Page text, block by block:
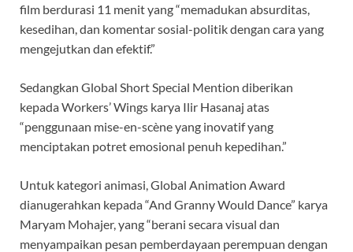
film berdurasi 11 menit yang “memadukan absurditas,
kesedihan, dan komentar sosial-politik dengan cara yang
mengejutkan dan efektif.”
Sedangkan Global Short Special Mention diberikan
kepada Workers’ Wings karya Ilir Hasanaj atas
“penggunaan mise-en-scène yang inovatif yang
menciptakan potret emosional penuh kepedihan.”
Untuk kategori animasi, Global Animation Award
dianugerahkan kepada “And Granny Would Dance” karya
Maryam Mohajer, yang “berani secara visual dan
menyampaikan pesan pemberdayaan perempuan dengan